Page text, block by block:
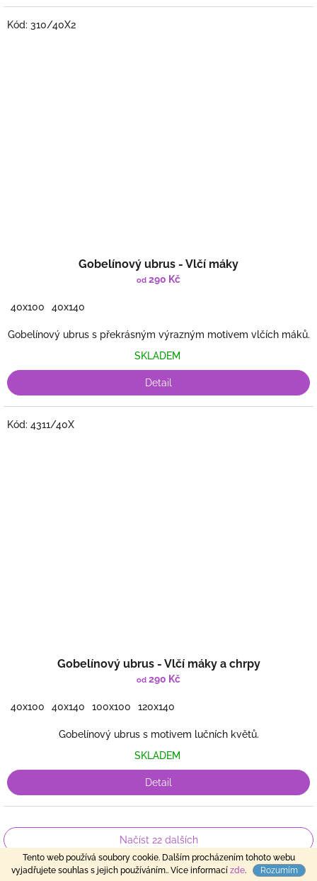
Tento web používá soubory cookie. Dalším procházením tohoto webu
vyjadřujete souhlas s jejich používáním.. Více informací zde. Rozumím
Gobelínový ubrus - Vlčí máky
od 290 Kč
40x100 40x140
Gobelínový ubrus s překrásným výrazným motivem vlčích máků.
SKLADEM
Detail
Kód: 310/40X2
Gobelínový ubrus - Vlčí máky a chrpy
od 290 Kč
40x100 40x140 100x100 120x140
Gobelínový ubrus s motivem lučních květů.
SKLADEM
Detail
Kód: 4311/40X
Načíst 22 dalších
S
t